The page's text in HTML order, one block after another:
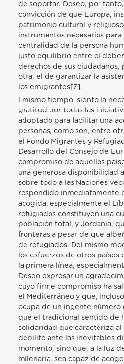
de soportar. Deseo, por
convicción de que Europa,
patrimonio cultural y
instrumentos necesarios
centralidad de la persona
justo equilibrio entre el
derechos de sus ciudadanos,
otra, el de garantizar la
los emigrantes[7].
l mismo tiempo, siento la
gratitud por todas las
adoptado para facilitar una
personas, como son, entre
el Fondo Migrantes y
Desarrollo del Consejo de
compromiso de aquellos
una generosa disponibilidad
sobre todo a las Naciones
respondido inmediatamente
acogida, especialmente el
refugiados constituyen una
población total, y Jordania,
fronteras a pesar de que
de refugiados. Del mismo
los esfuerzos de otros países
la primera línea,
Deseo expresar un
cuyo firme compromiso ha
el Mediterráneo y que,
ocupa de un ingente número
que el tradicional sentido de
solidaridad que caracteriza
debilite ante las inevitables
momento, sino que, a la luz
milenaria, sea capaz de